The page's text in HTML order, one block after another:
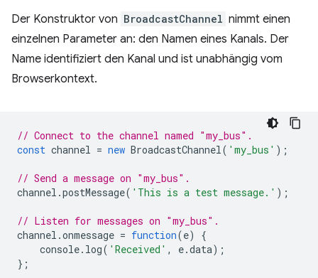
Der Konstruktor von BroadcastChannel nimmt einen
einzelnen Parameter an: den Namen eines Kanals. Der
Name identifiziert den Kanal und ist unabhängig vom
Browserkontext.
// Connect to the channel named "my_bus".
const channel = new BroadcastChannel( 'my_bus' );
// Send a message on "my_bus".
channel .postMessage( 'This is a test message.' );
// Listen for messages on "my_bus".
channel .onmessage = function(e)
{
console. log( 'Received' , e.data);
};